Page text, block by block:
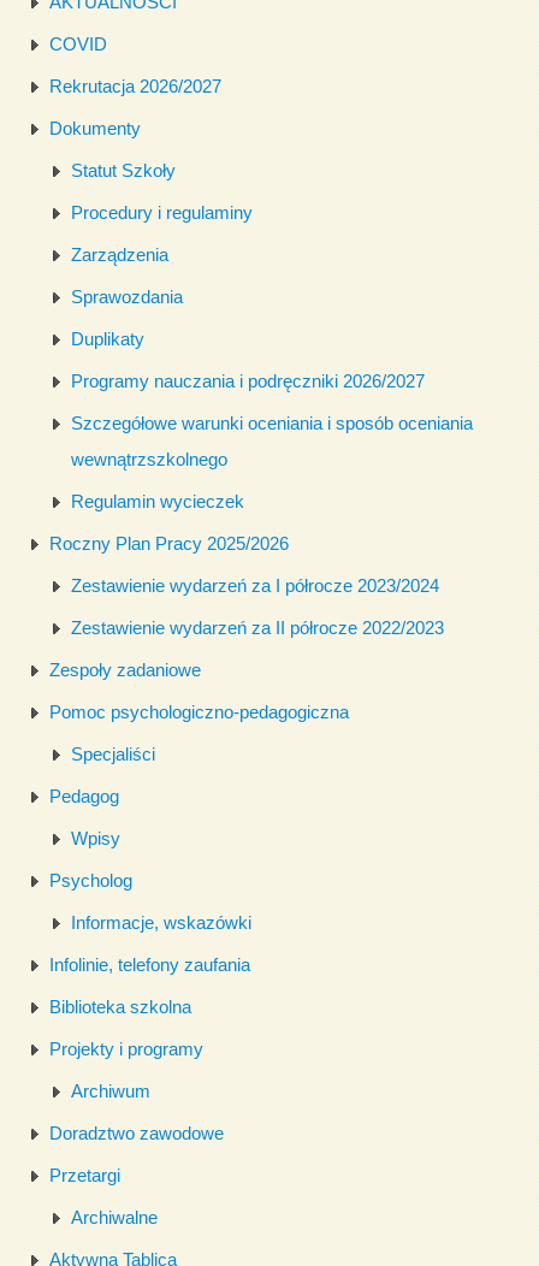
COVID
Rekrutacja 2026/2027
Dokumenty
Statut Szkoły
Procedury i regulaminy
Zarządzenia
Sprawozdania
Duplikaty
Programy nauczania i podręczniki 2026/2027
Szczegółowe warunki oceniania i sposób oceniania
wewnątrzszkolnego
Regulamin wycieczek
Roczny Plan Pracy 2025/2026
Zestawienie wydarzeń za I półrocze 2023/2024
Zestawienie wydarzeń za II półrocze 2022/2023
Zespoły zadaniowe
Pomoc psychologiczno-pedagogiczna
Specjaliści
Pedagog
Wpisy
Psycholog
Informacje, wskazówki
Infolinie, telefony zaufania
Biblioteka szkolna
Projekty i programy
Archiwum
Doradztwo zawodowe
Przetargi
Archiwalne
Aktywna Tablica